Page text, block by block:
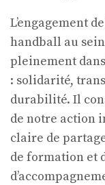
L’engagement
handball au sein
pleinement
: solidarité,
durabilité. Il
de notre action
claire de
de formation et